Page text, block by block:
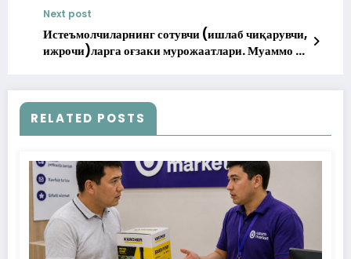
Next post
Истеъмолчиларнинг сотувчи (ишлаб чиқарувчи,
ижрочи)ларга оғзаки мурожаатлари. Муаммо ва
RELATED POSTS